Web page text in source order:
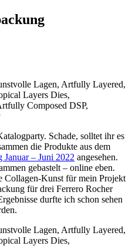
Schade, solltet ihr es
die Produkte aus dem
– Juni 2022 angesehen.
gebastelt – online eben.
Collagen-Kunst für mein Projekt
für drei Ferrero Rocher
durfte ich schon sehen